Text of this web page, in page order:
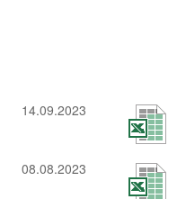
14.09.2023
08.08.2023